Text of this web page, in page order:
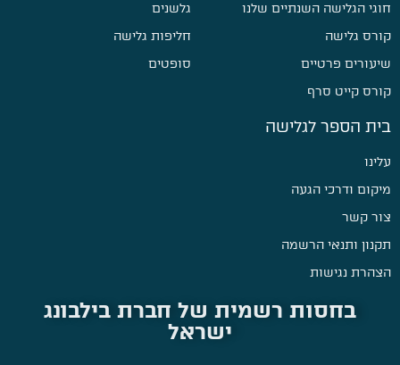
חוגי הגלישה השנתיים שלנו
קורס גלישה
שיעורים פרטיים
קורס קייט סרף
גלשנים
חליפות גלישה
סופטים
בית הספר לגלישה
עלינו
מיקום ודרכי הגעה
צור קשר
תקנון ותנאי הרשמה
הצהרת נגישות
בחסות רשמית של חברת בילבונג
ישראל